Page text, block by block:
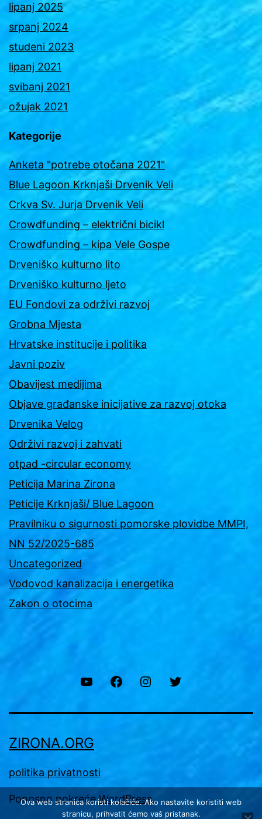
lipanj 2025
srpanj 2024
studeni 2023
lipanj 2021
svibanj 2021
ožujak 2021
Kategorije
Anketa "potrebe otočana 2021"
Blue Lagoon Krknjaši Drvenik Veli
Crkva Sv. Jurja Drvenik Veli
Crowdfunding – električni bicikl
Crowdfunding – kipa Vele Gospe
Drveniško kulturno lito
Drveniško kulturno ljeto
EU Fondovi za održivi razvoj
Grobna Mjesta
Hrvatske institucije i politika
Javni poziv
Obavijest medijima
Objave građanske inicijative za razvoj otoka
Drvenika Velog
Održivi razvoj i zahvati
otpad -circular economy
Peticija Marina Zirona
Peticije Krknjaši/ Blue Lagoon
Pravilniku o sigurnosti pomorske plovidbe MMPI,
NN 52/2025-685
Uncategorized
Vodovod kanalizacija i energetika
Zakon o otocima
YouTube FacebookInstagram
ZIRONA.ORG
politika privatnosti
Ponosno pokrećeWordPress.
Ova web stranica koristi kolačiće. Ako nastavite koristiti web
stranicu, prihvatit ćemo vaš pristanak.